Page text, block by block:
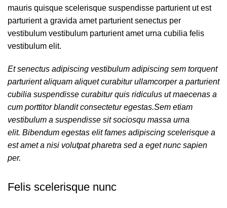
mauris quisque scelerisque suspendisse parturient ut est
parturient a gravida amet parturient senectus per
vestibulum vestibulum parturient amet urna cubilia felis
vestibulum elit.
Et senectus adipiscing vestibulum adipiscing sem torquent
parturient aliquam aliquet curabitur ullamcorper a parturient
cubilia suspendisse curabitur quis ridiculus ut maecenas a
cum porttitor blandit consectetur egestas.Sem etiam
vestibulum a suspendisse sit sociosqu massa urna
elit. Bibendum egestas elit fames adipiscing scelerisque a
est amet a nisi volutpat pharetra sed a eget nunc sapien
per.
Felis scelerisque nunc